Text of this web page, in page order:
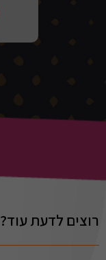
רוצים לדעת עוד?